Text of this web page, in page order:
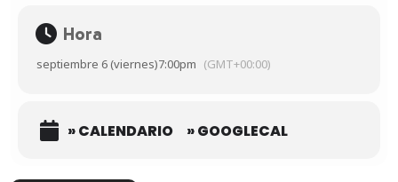
Hora
septiembre 6 (viernes)7:00pm (GMT+00:00)
» CALENDARIO » GOOGLECAL